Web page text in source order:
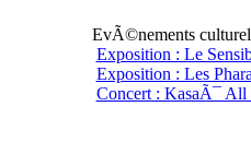
EvÃ©nements
Exposition : Le
Exposition : Les
Concert : KasaÃ¯ All